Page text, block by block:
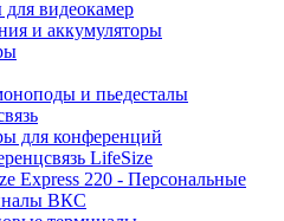
для видеокамер
и аккумуляторы
и пьедесталы
для конференций
LifeSize
Express 220 - Персональные
ВКС